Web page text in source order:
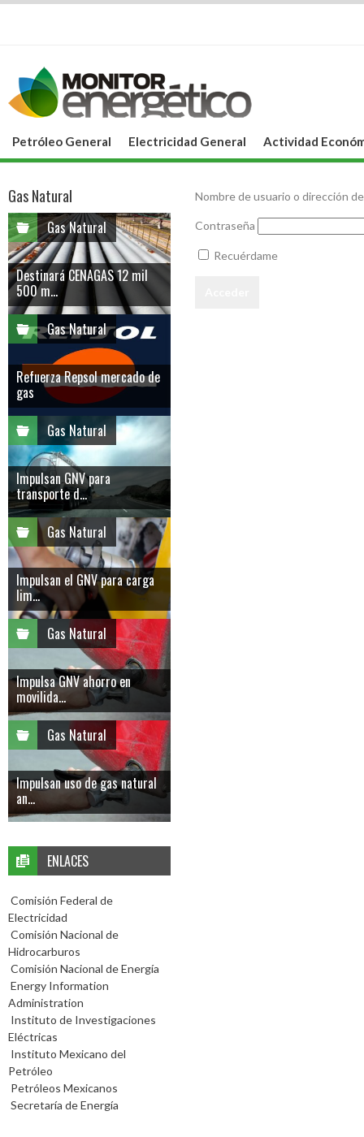
Petróleo General Electricidad General Actividad
Nombre de usuario o dirección
Contraseña
Recuérdame
Gas Natural
Gas Natural
Destinará CENAGAS 12 mil
500 m...
Gas Natural
Refuerza Repsol mercado de
gas
Gas Natural
Impulsan GNV para
transporte d...
Gas Natural
Impulsan el GNV para carga
lim...
Gas Natural
Impulsa GNV ahorro en
movilida...
Gas Natural
Impulsan uso de gas natural
an...
ENLACES
Comisión Federal de
Electricidad
Comisión Nacional de
Hidrocarburos
Comisión Nacional de Energía
Energy Information
Administration
Instituto de Investigaciones
Eléctricas
Instituto Mexicano del
Petróleo
Petróleos Mexicanos
Secretaría de Energía